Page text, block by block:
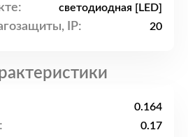
светодиодная [LED]
IP: 20
0.164
0.17